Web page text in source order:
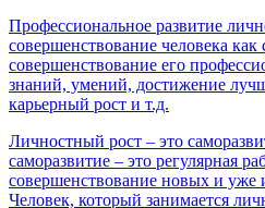
Профессиональное развитие
совершенствование человека как
совершенствование его
знаний, умений, достижение
карьерный рост и т.д.
Личностный рост – это
саморазвитие – это регулярная
совершенствование новых и уже
Человек, который занимается